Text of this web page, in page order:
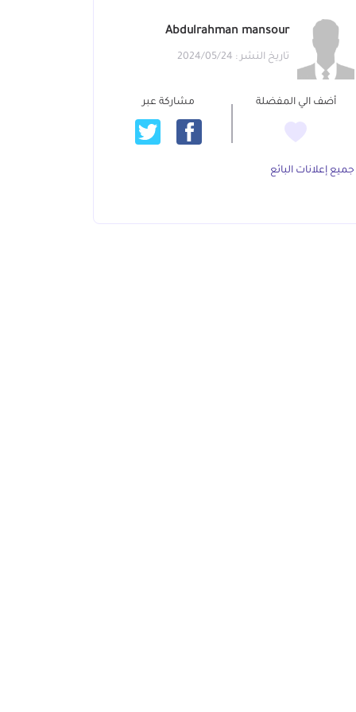
Abdulrahman mansour
تاريخ النشر : 2024/05/24
أضف الي المفضلة مشاركة عبر
جميع إعلانات البائع